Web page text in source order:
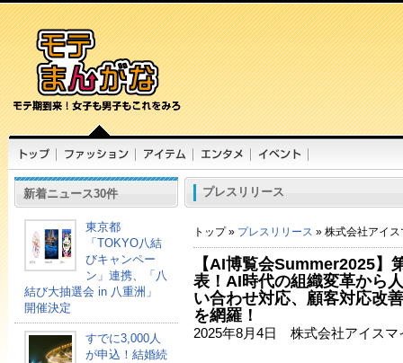
新着ニュース30件
東京都
「TOKYO八結
びキャンペー
ン」連携、「八
結び大抽選会 in 八重洲」
開催決定
すでに3,000人
が申込！結婚続
プレスリリース
トップ » プレスリリース » 株式会社アイス
【AI博覧会Summer2025】
表！AI時代の組織変革から
い合わせ対応、顧客対応改
を網羅！
2025年8月4日 株式会社アイスマ